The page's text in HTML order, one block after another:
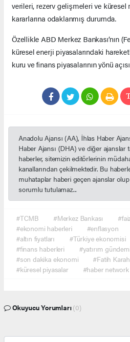
verileri, rezerv gelişmeleri ve küresel
kararlarına odaklanmış durumda.
Özellikle ABD Merkez Bankası’nın
küresel enerji piyasalarındaki
kuru ve finans piyasalarının yönü
Anadolu Ajansı (AA), İhlas Haber
Haber Ajansı (DHA) ve diğer ajanslar
haberler, sitemizin editörlerinin
kanallarından çekilmektedir. Bu
muhataplar haberi geçen ajanslar
sorumlu tutulamaz...
#TCMB #Merkez Bankası
#ekonomi haberleri
#enflasyon
#altın fiyatları
#Türkiye ekonomisi
#finans haberleri
#yatırım gündemi
#son dakika ekonomi
#Fatih
#küresel piyasalar
#haber network
Okuyucu Yorumları (0)